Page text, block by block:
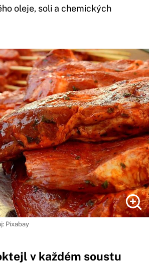
oleje, soli a chemických
Pixabay
v každém soustu